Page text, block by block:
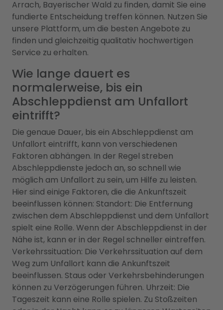
Arrach, Bayerischer Wald zu finden, damit Sie eine
fundierte Entscheidung treffen können. Nutzen Sie
unsere Plattform, um die besten Angebote zu
finden und gleichzeitig qualitativ hochwertigen
Service zu erhalten.
Wie lange dauert es
normalerweise, bis ein
Abschleppdienst am Unfallort
eintrifft?
Die genaue Dauer, bis ein Abschleppdienst am
Unfallort eintrifft, kann von verschiedenen
Faktoren abhängen. In der Regel streben
Abschleppdienste jedoch an, so schnell wie
möglich am Unfallort zu sein, um Hilfe zu leisten.
Hier sind einige Faktoren, die die Ankunftszeit
beeinflussen können: Standort: Die Entfernung
zwischen dem Abschleppdienst und dem Unfallort
spielt eine Rolle. Wenn der Abschleppdienst in der
Nähe ist, kann er in der Regel schneller eintreffen.
Verkehrssituation: Die Verkehrssituation auf dem
Weg zum Unfallort kann die Ankunftszeit
beeinflussen. Staus oder Verkehrsbehinderungen
können zu Verzögerungen führen. Uhrzeit: Die
Tageszeit kann eine Rolle spielen. Zu Stoßzeiten